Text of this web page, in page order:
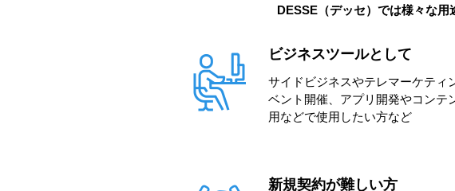
DESSE（デッセ）では様々な用
ビジネスツールとして
サイドビジネスやテレマーケティ
ベント開催、アプリ開発やコンテ
用などで使用したい方など
新規契約が難しい方